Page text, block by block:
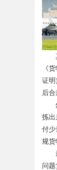
其
《
证明
后
然
拣出
付少
规货
最
问